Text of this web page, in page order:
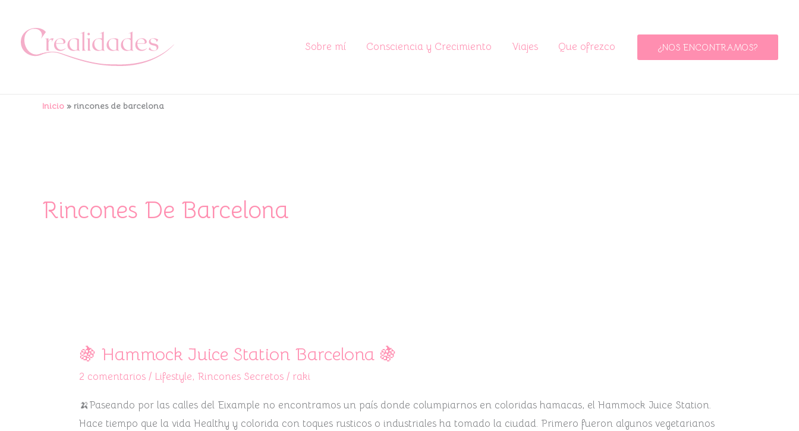
contenido
Sobre mí Consciencia y Crecimiento Viajes Que ofrezco ¿NOS ENCONTRAMOS?
Inicio rincones de barcelona
Rincones De Barcelona
🍇 Hammock Juice Station Barcelona 🍇
2 comentarios / Lifestyle, Rincones Secretos / raki
🍌Paseando por las calles del Eixample no encontramos un país donde columpiarnos en coloridas hamacas, el Hammock Juice Station.
Hace tiempo que la vida Healthy y colorida con toques rusticos o industriales ha tomado la ciudad. Primero fueron algunos vegetarianos
Hammock
Juice
Station
Barcelona
🍇